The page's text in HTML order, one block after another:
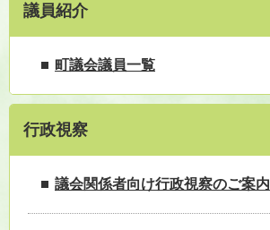
議員紹介
町議会議員一覧
行政視察
議会関係者向け行政視察のご案内